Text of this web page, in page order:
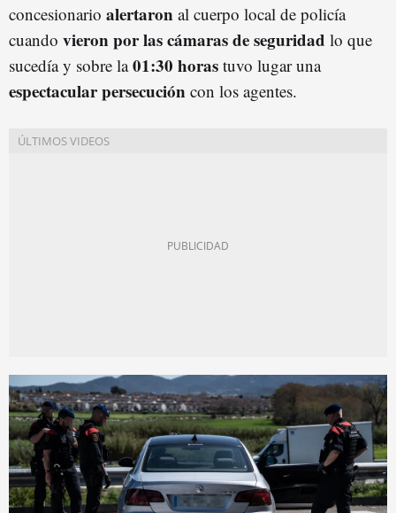
concesionario alertaron al cuerpo local de policía
cuando vieron por las cámaras de seguridad lo que
sucedía y sobre la01:30 horas tuvo lugar una
espectacular persecución con los agentes.